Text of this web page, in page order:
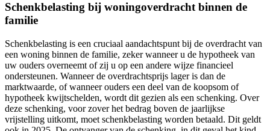
Schenkbelasting bij woningoverdracht binnen de
familie
Schenkbelasting is een cruciaal aandachtspunt bij de overdracht van
een woning binnen de familie, zeker wanneer u de hypotheek van
uw ouders overneemt of zij u op een andere wijze financieel
ondersteunen. Wanneer de overdrachtsprijs lager is dan de
marktwaarde, of wanneer ouders een deel van de koopsom of
hypotheek kwijtschelden, wordt dit gezien als een schenking. Over
deze schenking, voor zover het bedrag boven de jaarlijkse
vrijstelling uitkomt, moet schenkbelasting worden betaald. Dit geldt